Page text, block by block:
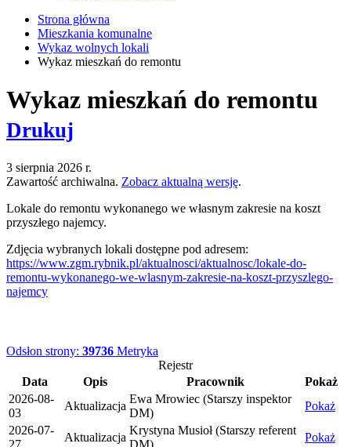
Strona główna
Mieszkania komunalne
Wykaz wolnych lokali
Wykaz mieszkań do remontu
Wykaz mieszkań do remontu
Drukuj
3 sierpnia 2026 r.
Zawartość archiwalna. Zobacz aktualną wersję.
Lokale do remontu wykonanego we własnym zakresie na koszt
przyszłego najemcy.
Zdjęcia wybranych lokali dostępne pod adresem:
https://www.zgm.rybnik.pl/aktualnosci/aktualnosc/lokale-do-
remontu-wykonanego-we-wlasnym-zakresie-na-koszt-przyszlego-
najemcy
Odsłon strony: 39736 Metryka
Rejestr
Data
Opis Pracownik
Pokaż
2026-08-
03
Aktualizacja
Ewa Mrowiec (Starszy inspektor
DM)
Pokaż
2026-07-
27
Aktualizacja
Krystyna Musioł (Starszy referent
DM)
Pokaż